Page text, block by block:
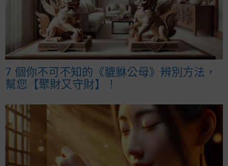
7 個你不可不知的《貔貅公母》辨別方法，
幫您【聚財又守財】！